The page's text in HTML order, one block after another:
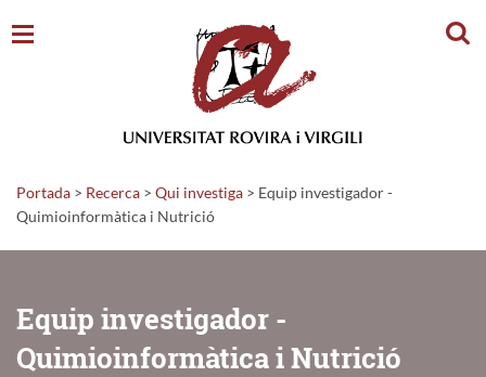
Portada > Recerca > Qui investiga > Equip investigador -
Quimioinformàtica i Nutrició
Equip investigador -
Quimioinformàtica i Nutrició